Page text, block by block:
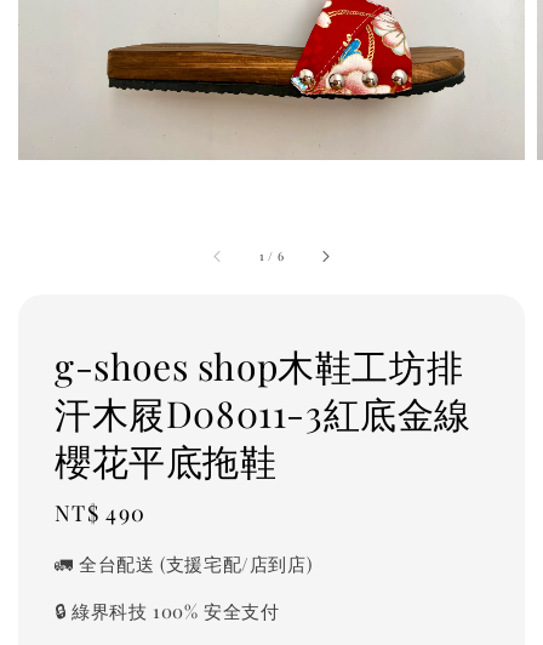
1 / 6
g-shoes shop木鞋工坊排
汗木屐D08011-3紅底金線
櫻花平底拖鞋
Regular
NT$ 490
🚛 全台配送 (支援宅配/店到店)
🔒 綠界科技 100% 安全支付